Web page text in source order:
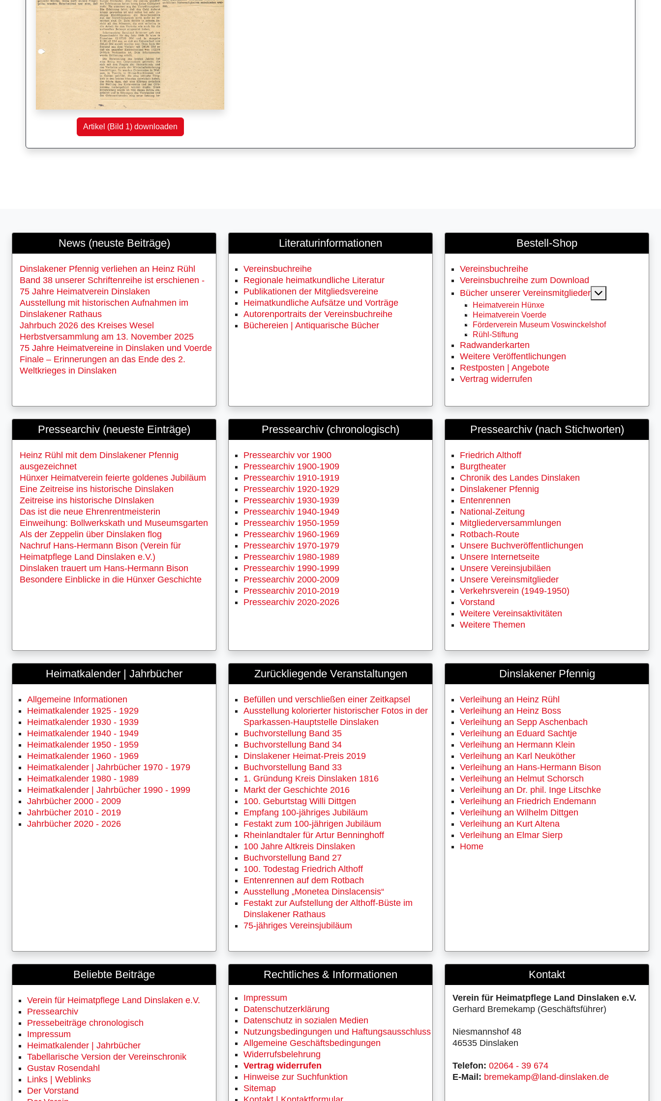
Artikel (Bild 1) downloaden
News (neuste Beiträge)
Dinslakener Pfennig verliehen an Heinz Rühl
Band 38 unserer Schriftenreihe ist erschienen -
75 Jahre Heimatverein Dinslaken
Ausstellung mit historischen Aufnahmen im
Dinslakener Rathaus
Jahrbuch 2026 des Kreises Wesel
Herbstversammlung am 13. November 2025
75 Jahre Heimatvereine in Dinslaken und Voerde
Finale – Erinnerungen an das Ende des 2.
Weltkrieges in Dinslaken
Literaturinformationen
Vereinsbuchreihe
Regionale heimatkundliche Literatur
Publikationen der Mitgliedsvereine
Heimatkundliche Aufsätze und Vorträge
Autorenportraits der Vereinsbuchreihe
Büchereien | Antiquarische Bücher
Bestell-Shop
Vereinsbuchreihe
Vereinsbuchreihe zum Download
Bücher unserer Vereinsmitglieder
Heimatverein Hünxe
Heimatverein Voerde
Förderverein Museum Voswinckelshof
Rühl-Stiftung
Radwanderkarten
Weitere Veröffentlichungen
Restposten | Angebote
Vertrag widerrufen
Pressearchiv (neueste Einträge)
Heinz Rühl mit dem Dinslakener Pfennig
ausgezeichnet
Hünxer Heimatverein feierte goldenes Jubiläum
Eine Zeitreise ins historische Dinslaken
Zeitreise ins historische DInslaken
Das ist die neue Ehrenrentmeisterin
Einweihung: Bollwerkskath und Museumsgarten
Als der Zeppelin über Dinslaken flog
Nachruf Hans-Hermann Bison (Verein für
Heimatpflege Land Dinslaken e.V.)
Dinslaken trauert um Hans-Hermann Bison
Besondere Einblicke in die Hünxer Geschichte
Pressearchiv (chronologisch)
Pressearchiv vor 1900
Pressearchiv 1900-1909
Pressearchiv 1910-1919
Pressearchiv 1920-1929
Pressearchiv 1930-1939
Pressearchiv 1940-1949
Pressearchiv 1950-1959
Pressearchiv 1960-1969
Pressearchiv 1970-1979
Pressearchiv 1980-1989
Pressearchiv 1990-1999
Pressearchiv 2000-2009
Pressearchiv 2010-2019
Pressearchiv 2020-2026
Pressearchiv (nach Stichworten)
Friedrich Althoff
Burgtheater
Chronik des Landes Dinslaken
Dinslakener Pfennig
Entenrennen
National-Zeitung
Mitgliederversammlungen
Rotbach-Route
Unsere Buchveröffentlichungen
Unsere Internetseite
Unsere Vereinsjubiläen
Unsere Vereinsmitglieder
Verkehrsverein (1949-1950)
Vorstand
Weitere Vereinsaktivitäten
Weitere Themen
Heimatkalender | Jahrbücher
Allgemeine Informationen
Heimatkalender 1925 - 1929
Heimatkalender 1930 - 1939
Heimatkalender 1940 - 1949
Heimatkalender 1950 - 1959
Heimatkalender 1960 - 1969
Heimatkalender | Jahrbücher 1970 - 1979
Heimatkalender 1980 - 1989
Heimatkalender | Jahrbücher 1990 - 1999
Jahrbücher 2000 - 2009
Jahrbücher 2010 - 2019
Jahrbücher 2020 - 2026
Zurückliegende Veranstaltungen
Befüllen und verschließen einer Zeitkapsel
Ausstellung kolorierter historischer Fotos in der
Sparkassen-Hauptstelle Dinslaken
Buchvorstellung Band 35
Buchvorstellung Band 34
Dinslakener Heimat-Preis 2019
Buchvorstellung Band 33
1. Gründung Kreis Dinslaken 1816
Markt der Geschichte 2016
100. Geburtstag Willi Dittgen
Empfang 100-jähriges Jubiläum
Festakt zum 100-jährigen Jubiläum
Rheinlandtaler für Artur Benninghoff
100 Jahre Altkreis Dinslaken
Buchvorstellung Band 27
100. Todestag Friedrich Althoff
Entenrennen auf dem Rotbach
Ausstellung „Monetea Dinslacensis“
Festakt zur Aufstellung der Althoff-Büste im
Dinslakener Rathaus
75-jähriges Vereinsjubiläum
Dinslakener Pfennig
Verleihung an Heinz Rühl
Verleihung an Heinz Boss
Verleihung an Sepp Aschenbach
Verleihung an Eduard Sachtje
Verleihung an Hermann Klein
Verleihung an Karl Neuköther
Verleihung an Hans-Hermann Bison
Verleihung an Helmut Schorsch
Verleihung an Dr. phil. Inge Litschke
Verleihung an Friedrich Endemann
Verleihung an Wilhelm Dittgen
Verleihung an Kurt Altena
Verleihung an Elmar Sierp
Home
Beliebte Beiträge
Verein für Heimatpflege Land Dinslaken e.V.
Pressearchiv
Pressebeiträge chronologisch
Impressum
Heimatkalender | Jahrbücher
Tabellarische Version der Vereinschronik
Gustav Rosendahl
Links | Weblinks
Der Vorstand
Rechtliches & Informationen
Impressum
Datenschutzerklärung
Datenschutz in sozialen Medien
Nutzungsbedingungen und Haftungsausschluss
Allgemeine Geschäftsbedingungen
Widerrufsbelehrung
Vertrag widerrufen
Hinweise zur Suchfunktion
Sitemap
Kontakt
Verein für Heimatpflege Land Dinslaken e.V.
Gerhard Bremekamp (Geschäftsführer)
Niesmannshof 48
46535 Dinslaken
Telefon: 02064 - 39 674
E-Mail: bremekamp@land-dinslaken.de